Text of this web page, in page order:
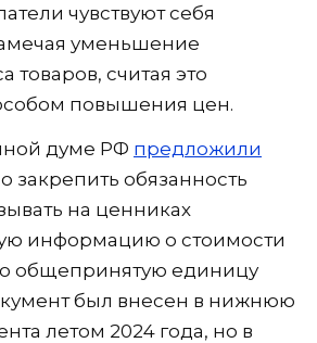
чувствуют себя
уменьшение
товаров, считая это
повышения цен.
думе РФ предложили
закрепить обязанность
на ценниках
информацию о стоимости
общепринятую единицу
был внесен в нижнюю
летом 2024 года, но в